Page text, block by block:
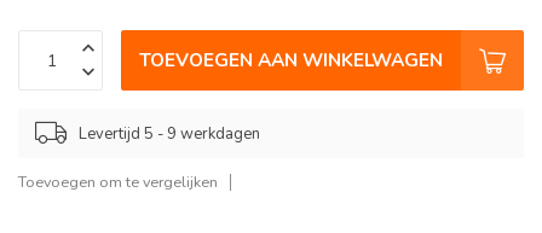
TOEVOEGEN AAN WINKELWAGEN
Levertijd 5 - 9 werkdagen
Toevoegen om te vergelijken